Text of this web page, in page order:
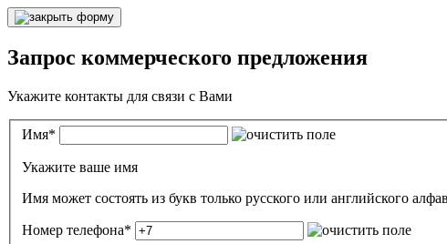
Запрос коммерческого предложения
Укажите контакты для связи с Вами
Имя*
Укажите ваше имя
Имя может состоять
Номер телефона*